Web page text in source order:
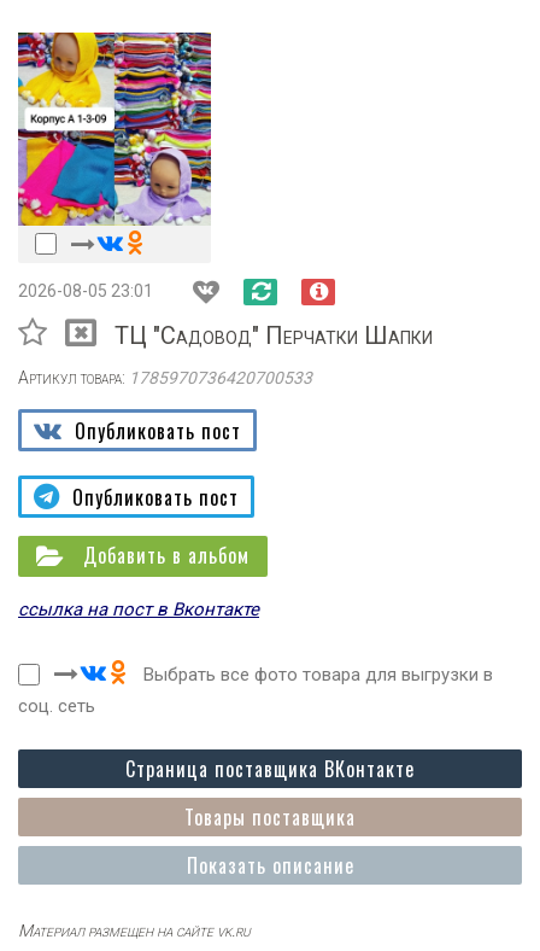
2026-08-05 23:01
ТЦ "Садовод" Перчатки Шапки
Артикул товара: 1785970736420700533
Опубликовать пост
Опубликовать пост
Добавить в альбом
ссылка на пост в Вконтакте
Выбрать все фото товара для выгрузки в
соц. сеть
Показать описание
Товары поставщика
Страница поставщика ВКонтакте
Материал размещен на сайте vk.ru